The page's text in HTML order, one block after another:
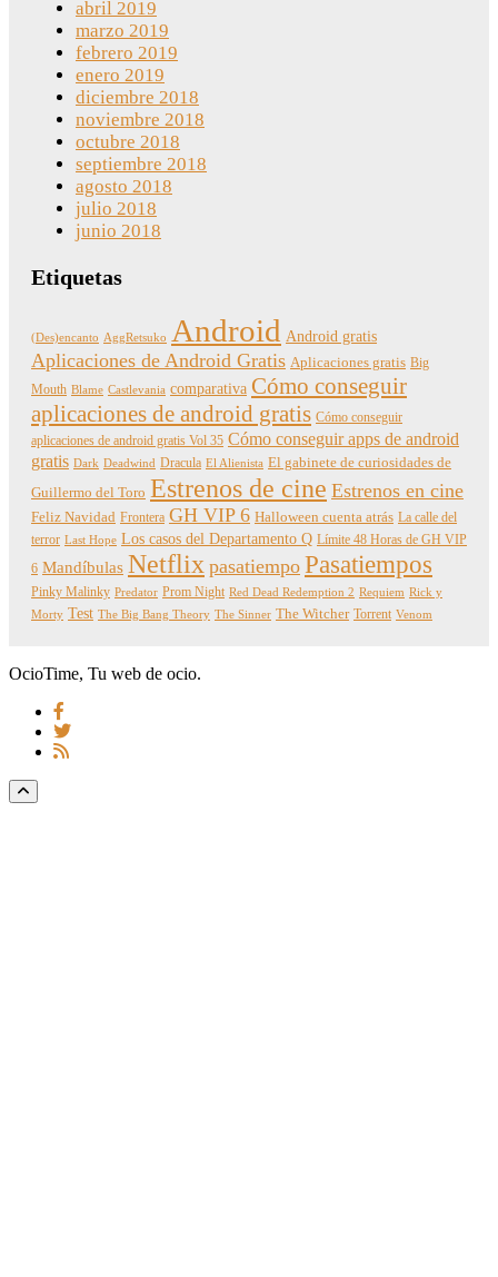
abril 2019
marzo 2019
febrero 2019
enero 2019
diciembre 2018
noviembre 2018
octubre 2018
septiembre 2018
agosto 2018
julio 2018
junio 2018
Etiquetas
(Des)encanto AggRetsuko Android Android gratis
Aplicaciones de Android Gratis Aplicaciones gratis Big
Mouth Blame Castlevania comparativa Cómo conseguir
aplicaciones de android gratis Cómo conseguir
aplicaciones de android gratis Vol 35 Cómo conseguir apps de android
gratis Dark Deadwind Dracula El Alienista El gabinete de curiosidades de
Guillermo del Toro Estrenos de cine Estrenos en cine
Feliz Navidad Frontera GH VIP 6 Halloween cuenta atrás La calle del
terror Last Hope Los casos del Departamento Q Límite 48 Horas de GH VIP
6 Mandíbulas Netflix pasatiempo Pasatiempos
Pinky Malinky Predator Prom Night Red Dead Redemption 2 Requiem Rick y
Morty Test The Big Bang Theory The Sinner The Witcher Torrent Venom
OcioTime, Tu web de ocio.